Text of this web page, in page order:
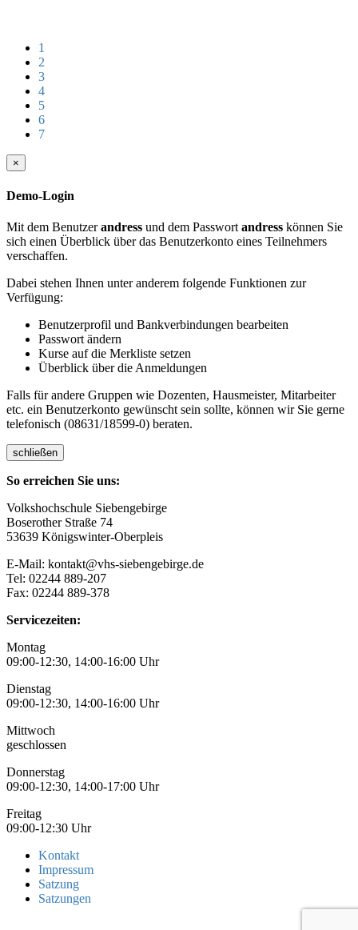
1
2
3
4
5
6
7
×
Demo-Login
Mit dem Benutzerandress und dem Passwort andress können Sie
sich einen Überblick über das Benutzerkonto eines Teilnehmers
verschaffen.
Dabei stehen Ihnen unter anderem folgende Funktionen zur
Verfügung:
Benutzerprofil und Bankverbindungen bearbeiten
Passwort ändern
Kurse auf die Merkliste setzen
Überblick über die Anmeldungen
Falls für andere Gruppen wie Dozenten, Hausmeister, Mitarbeiter
etc. ein Benutzerkonto gewünscht sein sollte, können wir Sie gerne
telefonisch (08631/18599-0) beraten.
schließen
So erreichen Sie uns:
Volkshochschule Siebengebirge
Boserother Straße 74
53639 Königswinter-Oberpleis
E-Mail: kontakt@vhs-siebengebirge.de
Tel: 02244 889-207
Fax: 02244 889-378
Servicezeiten:
Montag
09:00-12:30, 14:00-16:00 Uhr
Dienstag
09:00-12:30, 14:00-16:00 Uhr
Mittwoch
geschlossen
Donnerstag
09:00-12:30, 14:00-17:00 Uhr
Freitag
09:00-12:30 Uhr
Kontakt
Impressum
Satzung
Satzungen